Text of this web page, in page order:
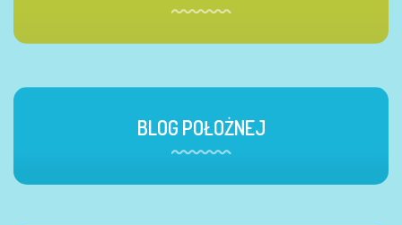
BLOG POŁOŻNEJ